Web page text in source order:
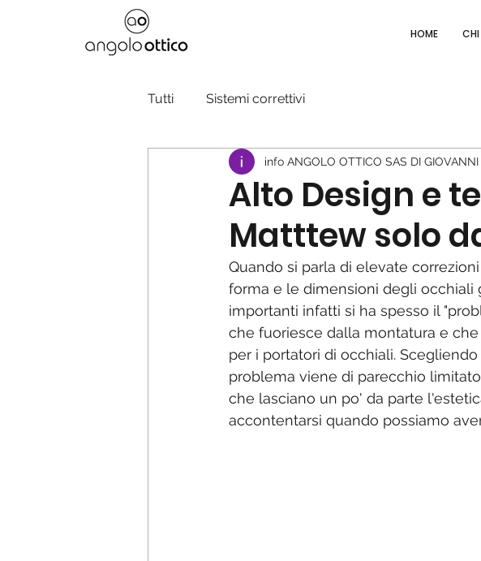
HOME
Tutti Sistemi correttivi
Alto Design e
Matttew solo
info ANGOLO OTTICO SAS DI
Quando si parla di elevate
forma e le dimensioni degli occhiali
importanti infatti si ha spesso il
che fuoriesce dalla montatura e
per i portatori di occhiali.
problema viene di parecchio
che lasciano un po' da parte
accontentarsi quando possiamo